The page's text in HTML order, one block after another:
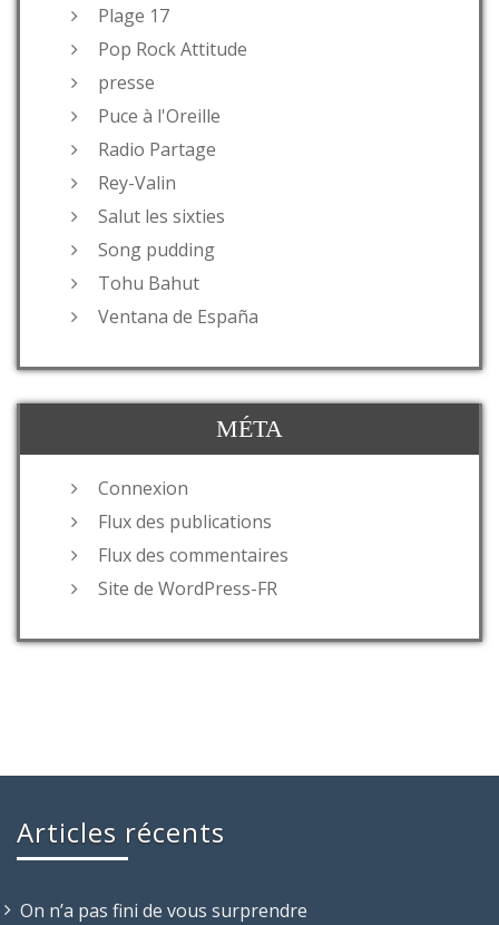
Plage 17
Pop Rock Attitude
presse
Puce à l'Oreille
Radio Partage
Rey-Valin
Salut les sixties
Song pudding
Tohu Bahut
Ventana de España
MÉTA
Connexion
Flux des publications
Flux des commentaires
Site de WordPress-FR
Articles récents
On n’a pas fini de vous surprendre